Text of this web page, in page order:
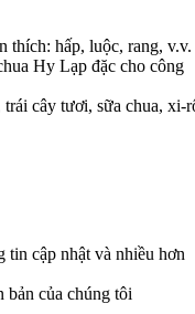
thích: hấp, luộc, rang, v.v.
Hy Lạp đặc cho công
cây tươi, sữa chua, xi-
cập nhật và nhiều hơn
bản của chúng tôi